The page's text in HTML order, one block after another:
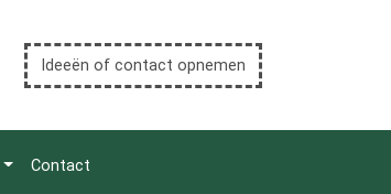
Ideeën of contact opnemen
Contact